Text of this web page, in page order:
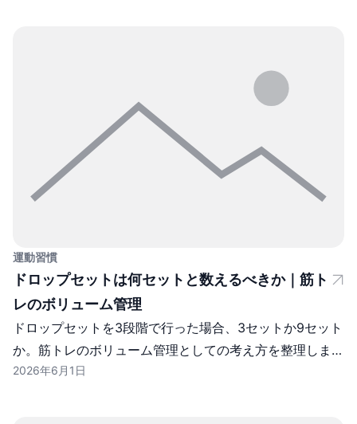
運動習慣
ドロップセットは何セットと数えるべきか｜筋ト
レのボリューム管理
ドロップセットを3段階で行った場合、3セットか9セット
か。筋トレのボリューム管理としての考え方を整理しま
す。
2026年6月1日